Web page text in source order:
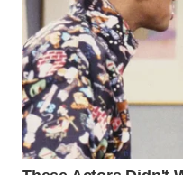
SUBANG
WN
SUKABUMI
WN
PURWAKARTA